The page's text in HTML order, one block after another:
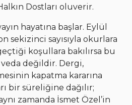
Dostları oluverir.
hayatına başlar. Eylül
on sekizinci sayısıyla okurlara
koşullara bakılırsa bu
değildir. Dergi,
kapatma kararına
bir süreliğine dağılır;
zamanda İsmet Özel’in